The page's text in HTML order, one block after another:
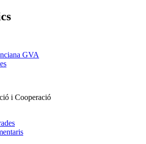
GVA
i Cooperació